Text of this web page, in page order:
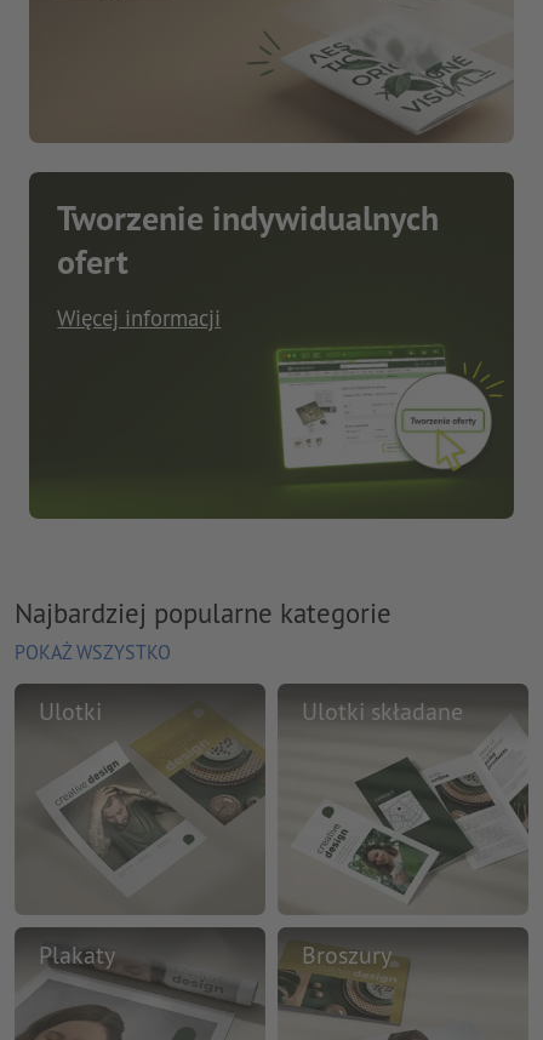
Tworzenie indywidualnych
ofert
Więcej informacji
Najbardziej popularne kategorie
POKAŻ WSZYSTKO
Ulotki Ulotki składane
Plakaty Broszury